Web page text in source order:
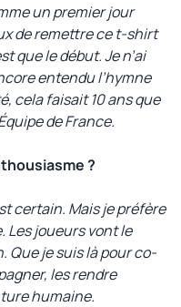
un premier jour
de remettre ce t-shirt
que le début. Je n’ai
entendu l’hymne
cela faisait 10 ans que
de France.
?
certain. Mais je préfère
Les joueurs vont le
Que je suis là pour co-
les rendre
humaine.